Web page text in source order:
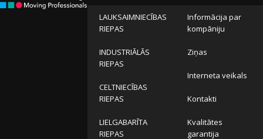
LAUKSAIMNIECĪBAS
RIEPAS
INDUSTRIĀLĀS
RIEPAS
CELTNIECĪBAS
RIEPAS
LIELGABARĪTA
RIEPAS
Informācija par
kompāniju
Ziņas
Interneta veikals
Kontakti
Kvalitātes
garantija